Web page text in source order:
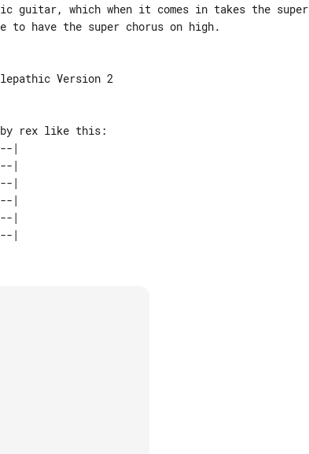
guitar, which when it comes in takes the super
to have the super chorus on high.
Version 2
|
|
|
|
|